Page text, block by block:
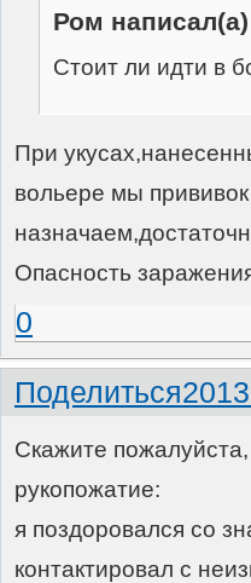
Ром
Стоит ли идти в
При
вольере мы
Опасность
0
Поделиться
Скажите
рукопожатие:
я поздоровался со
контактировал с